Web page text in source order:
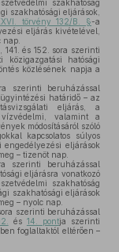
szakhatóság
szakhatósági eljárások,
törvény 132/B. §-a
eljárás kivételével,
és 152. sora szerinti
közigazgatási hatósági
közlésének napja a
szerinti beruházással
határidő – az
eljárás, a
valamint a
módosításáról szóló
kapcsolatos súlyos
engedélyezési eljárások
– tizenöt nap.
szerinti beruházással
eljárásra vonatkozó
szakhatóság
szakhatósági eljárások
– nyolc nap.
szerinti beruházással
és 14. pontja szerinti
foglaltaktól eltérően –